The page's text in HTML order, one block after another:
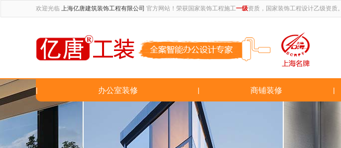
欢迎光临上海亿唐建筑装饰工程有限公司 官方网站！荣获国家装饰工程施工一级资质，国家装饰工程设计乙级资质。
| 办公室装修 | 商铺装修 |